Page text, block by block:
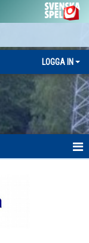
LOGGA IN